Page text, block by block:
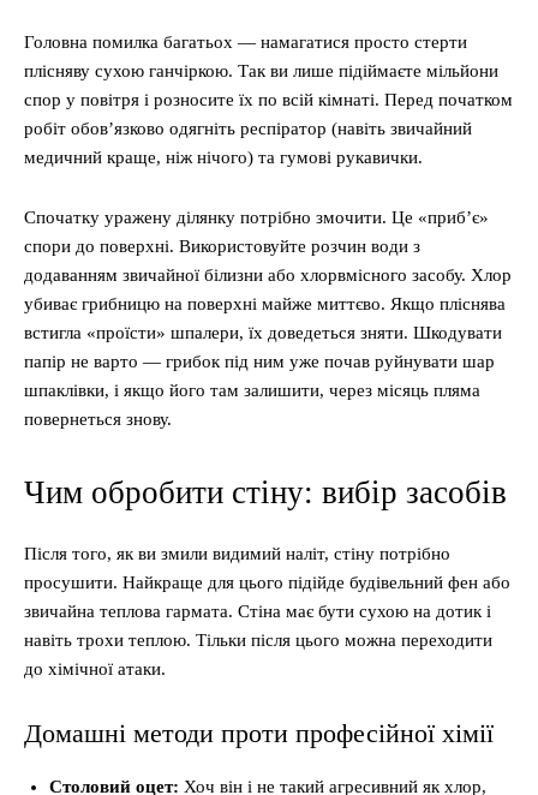
Головна помилка багатьох — намагатися просто стерти
плісняву сухою ганчіркою. Так ви лише підіймаєте мільйони
спор у повітря і розносите їх по всій кімнаті. Перед початком
робіт обов’язково одягніть респіратор (навіть звичайний
медичний краще, ніж нічого) та гумові рукавички.
Спочатку уражену ділянку потрібно змочити. Це «приб’є»
спори до поверхні. Використовуйте розчин води з
додаванням звичайної білизни або хлорвмісного засобу. Хлор
убиває грибницю на поверхні майже миттєво. Якщо пліснява
встигла «проїсти» шпалери, їх доведеться зняти. Шкодувати
папір не варто — грибок під ним уже почав руйнувати шар
шпаклівки, і якщо його там залишити, через місяць пляма
повернеться знову.
Чим обробити стіну: вибір засобів
Після того, як ви змили видимий наліт, стіну потрібно
просушити. Найкраще для цього підійде будівельний фен або
звичайна теплова гармата. Стіна має бути сухою на дотик і
навіть трохи теплою. Тільки після цього можна переходити
до хімічної атаки.
Домашні методи проти професійної хімії
Столовий оцет: Хоч він і не такий агресивний як хлор,